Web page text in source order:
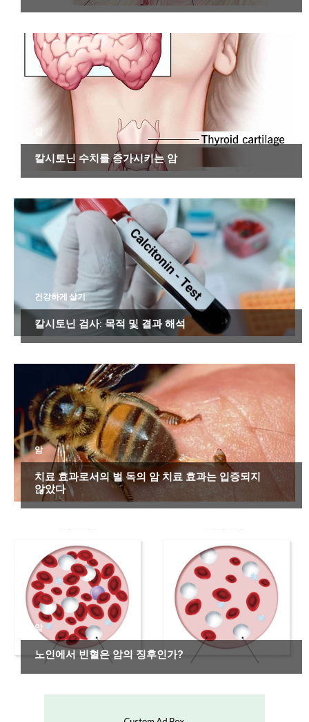
칼시토닌 수치를 증가시키는 암
건강하게 살기
칼시토닌 검사: 목적 및 결과 해석
암
치료 효과로서의 벌 독의 암 치료 효과는 입증되지
않았다
암
노인에서 빈혈은 암의 징후인가?